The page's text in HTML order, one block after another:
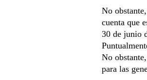
No
cuenta que
30 de junio
No
para las